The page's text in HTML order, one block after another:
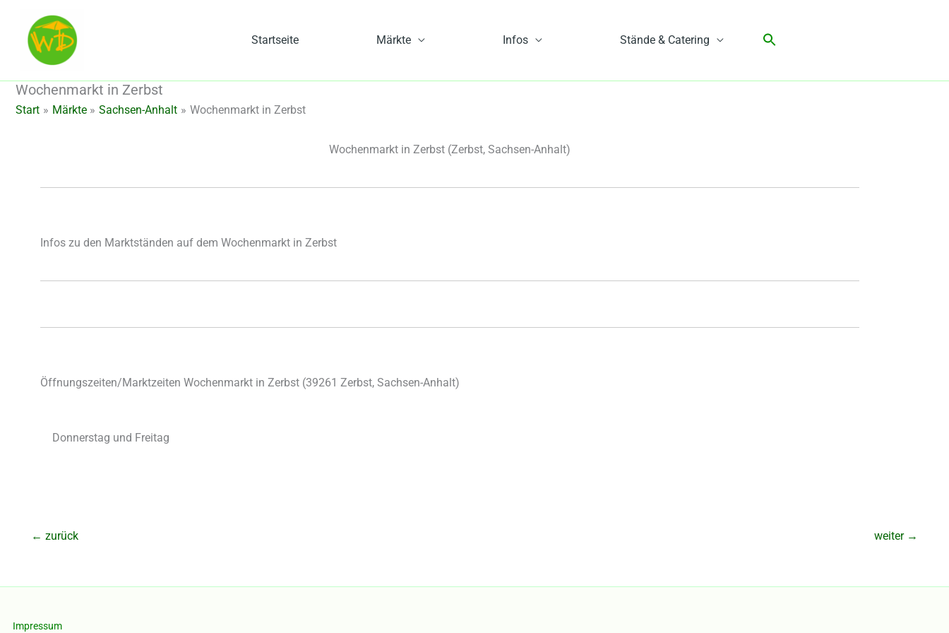
springen
Startseite Märkte Infos Stände & Catering
Wochenmarkt in Zerbst
Start Märkte Sachsen-Anhalt Wochenmarkt in Zerbst
Wochenmarkt in Zerbst (Zerbst, Sachsen-Anhalt)
Infos zu den Marktständen auf dem Wochenmarkt in Zerbst
Öffnungszeiten/Marktzeiten Wochenmarkt in Zerbst (39261 Zerbst, Sachsen-Anhalt)
Donnerstag und Freitag
← zurück weiter →
Impressum